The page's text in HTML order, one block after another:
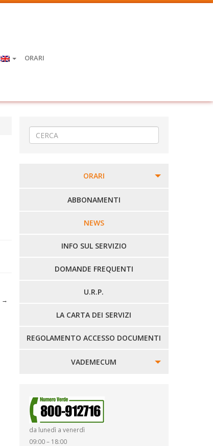
ORARI
→
ORARI
PERCORSI URBANI IN BIELLA
LINEE URBANE VERCELLI
LINEE EXTRAURBANE
ABBONAMENTI
NEWS
INFO SUL SERVIZIO
DOMANDE FREQUENTI
U.R.P.
LA CARTA DEI SERVIZI
REGOLAMENTO ACCESSO DOCUMENTI
VADEMECUM
SMARRIMENTO OGGETTI
DIRITTI E DOVERI
da lunedì a venerdì
09:00 – 18:00